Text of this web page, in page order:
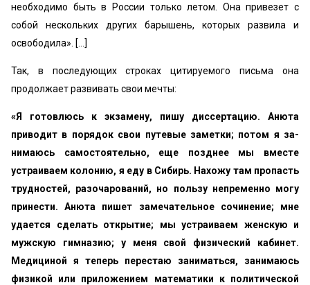
необходимо быть в России только летом. Она привезет с
собой нескольких других барышень, которых развила и
освободила». […]
Так, в последующих строках цитируемого письма она
продолжает развивать свои мечты:
«Я готовлюсь к экзамену, пишу диссертацию. Анюта
приводит в порядок свои путевые заметки; потом я за­
нимаюсь самостоятельно, еще позднее мы вместе
устраи­ваем колонию, я еду в Сибирь. Нахожу там пропасть
трудностей, разочарований, но пользу непременно могу
принести. Анюта пишет замечательное сочинение; мне
удается сделать открытие; мы устраиваем женскую и
муж­скую гимназию; у меня свой физический кабинет.
Меди­циной я теперь перестаю заниматься, занимаюсь
физикой или приложением математики к политической